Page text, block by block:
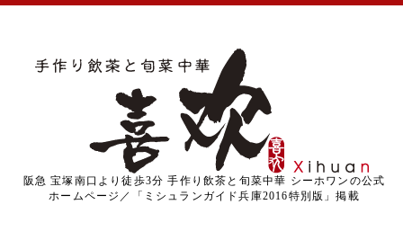
阪急 宝塚南口より徒歩3分 手作り飲茶と旬菜中華 シーホワンの公式
ホームページ／「ミシュランガイド兵庫2016特別版」掲載